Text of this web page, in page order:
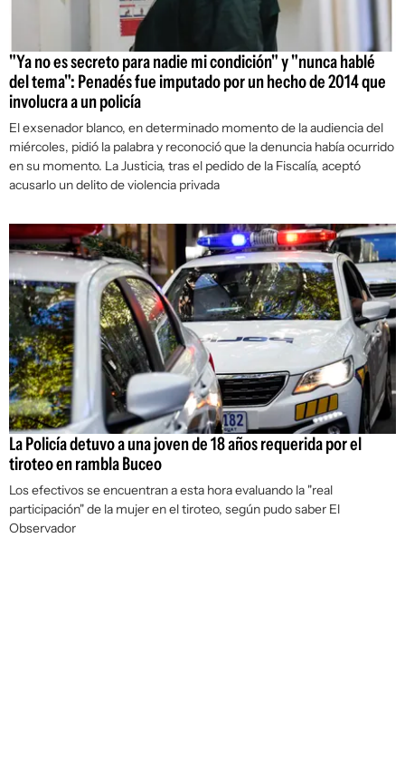
"Ya no es secreto para nadie mi condición" y "nunca hablé
del tema": Penadés fue imputado por un hecho de 2014 que
involucra a un policía
El exsenador blanco, en determinado momento de la audiencia del
miércoles, pidió la palabra y reconoció que la denuncia había ocurrido
en su momento. La Justicia, tras el pedido de la Fiscalía, aceptó
acusarlo un delito de violencia privada
La Policía detuvo a una joven de 18 años requerida por el
tiroteo en rambla Buceo
Los efectivos se encuentran a esta hora evaluando la "real
participación" de la mujer en el tiroteo, según pudo saber El
Observador